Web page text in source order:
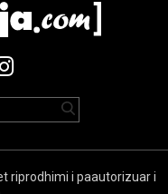
riprodhimi i paautorizuar i